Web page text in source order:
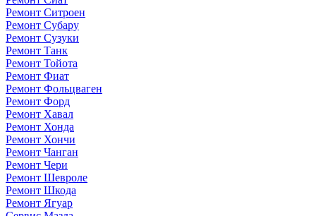
Ремонт Ситроен
Ремонт Субару
Ремонт Сузуки
Ремонт Танк
Ремонт Тойота
Ремонт Фиат
Ремонт Фольцваген
Ремонт Форд
Ремонт Хавал
Ремонт Хонда
Ремонт Хончи
Ремонт Чанган
Ремонт Чери
Ремонт Шевроле
Ремонт Шкода
Ремонт Ягуар